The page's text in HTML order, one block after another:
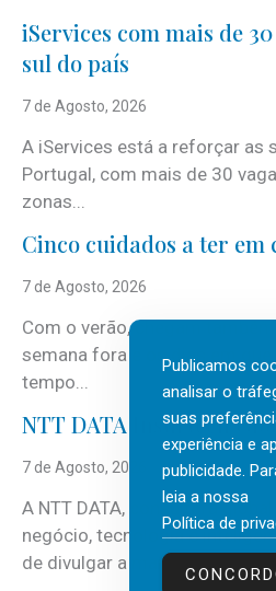
iServices com mais de
sul do país
7 de Agosto, 2026
A iServices está a reforçar as
Portugal, com mais de 30
zonas...
Cinco cuidados a ter em
7 de Agosto, 2026
Com o verão, chegam
semana fora e os dias em que
tempo...
NTT DATA Insurtech
7 de Agosto, 2026
A NTT DATA, consultora global
negócio, tecnologia e
de divulgar a mais recente...
Publicamos
analisar o
suas
experiência e
publicidade.
leia a nossa
Política de